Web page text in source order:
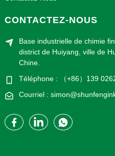
CONTACTEZ-NOUS
Base industrielle de chimie
district de Huiyang, ville de
Chine.
Téléphone : （+86）139
Courriel :